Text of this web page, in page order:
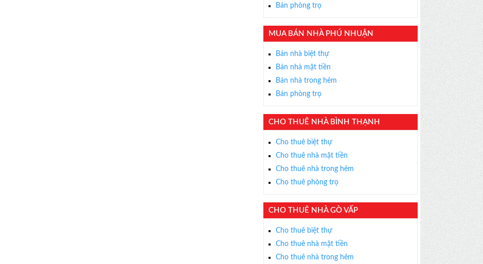
Bán phòng trọ
MUA BÁN NHÀ PHÚ NHUẬN
Bán nhà biệt thự
Bán nhà mặt tiền
Bán nhà trong hẻm
Bán phòng trọ
CHO THUÊ NHÀ BÌNH THẠNH
Cho thuê biệt thự
Cho thuê nhà mặt tiền
Cho thuê nhà trong hẻm
Cho thuê phòng trọ
CHO THUÊ NHÀ GÒ VẤP
Cho thuê biệt thự
Cho thuê nhà mặt tiền
Cho thuê nhà trong hẻm